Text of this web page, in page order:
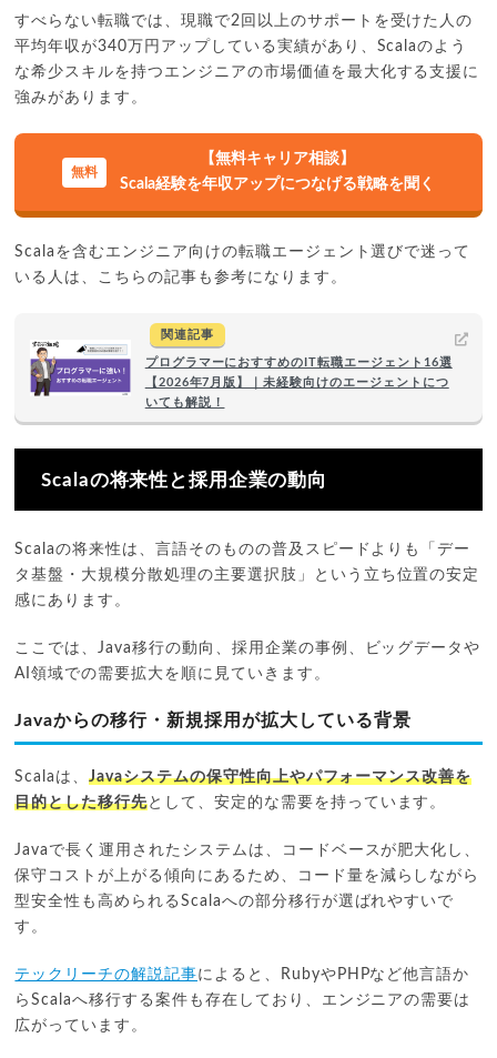
すべらない転職では、現職で2回以上のサポートを受けた人の
平均年収が340万円アップしている実績があり、Scalaのよう
な希少スキルを持つエンジニアの市場価値を最大化する支援に
強みがあります。
【無料キャリア相談】
Scala経験を年収アップにつなげる戦略を聞く
Scalaを含むエンジニア向けの転職エージェント選びで迷って
いる人は、こちらの記事も参考になります。
関連記事
プログラマーにおすすめのIT転職エージェント16選
【2026年7月版】｜未経験向けのエージェントにつ
いても解説！
Scalaの将来性と採用企業の動向
Scalaの将来性は、言語そのものの普及スピードよりも「デー
タ基盤・大規模分散処理の主要選択肢」という立ち位置の安定
感にあります。
ここでは、Java移行の動向、採用企業の事例、ビッグデータや
AI領域での需要拡大を順に見ていきます。
Javaからの移行・新規採用が拡大している背景
Scalaは、Javaシステムの保守性向上やパフォーマンス改善を
目的とした移行先として、安定的な需要を持っています。
Javaで長く運用されたシステムは、コードベースが肥大化し、
保守コストが上がる傾向にあるため、コード量を減らしながら
型安全性も高められるScalaへの部分移行が選ばれやすいで
す。
テックリーチの解説記事によると、RubyやPHPなど他言語か
らScalaへ移行する案件も存在しており、エンジニアの需要は
広がっています。